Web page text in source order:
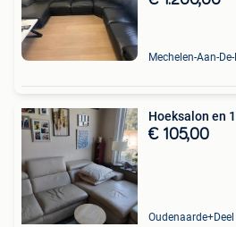
Mechelen-Aan-
Hoeksalon en
€ 105,00